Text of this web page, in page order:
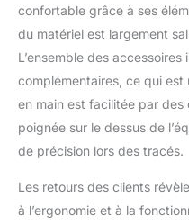
confortable grâce à ses
du matériel est largement
L’ensemble des
complémentaires, ce qui
en main est facilitée par
poignée sur le dessus de
de précision lors des tracés.
Les retours des clients
à l’ergonomie et à la